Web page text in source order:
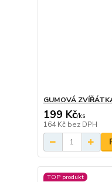
GUMOVÁ
199 Kč/ks
164 Kč bez DPH
TOP produkt